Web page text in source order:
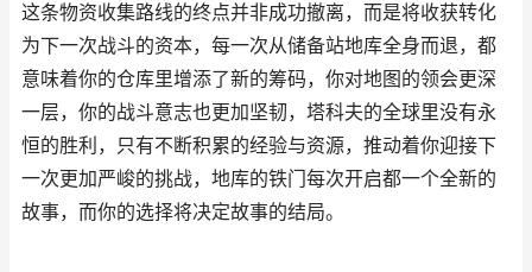
这条物资收集路线的终点并非成功撤离，而是将收获转化
为下一次战斗的资本，每一次从储备站地库全身而退，都
意味着你的仓库里增添了新的筹码，你对地图的领会更深
一层，你的战斗意志也更加坚韧，塔科夫的全球里没有永
恒的胜利，只有不断积累的经验与资源，推动着你迎接下
一次更加严峻的挑战，地库的铁门每次开启都一个全新的
故事，而你的选择将决定故事的结局。